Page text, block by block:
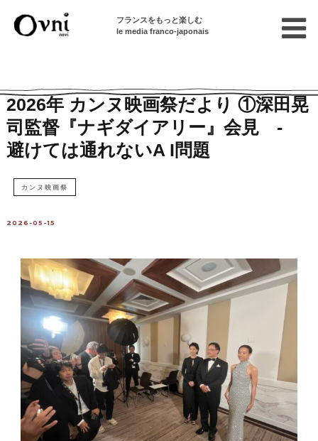
フランスをもっと楽しむ
le media franco-japonais
2026年 カンヌ映画祭だより ①深田晃
司監督『ナギダイアリー』会見 -
避けては通れないA I問題
カンヌ映画祭
2026-05-15